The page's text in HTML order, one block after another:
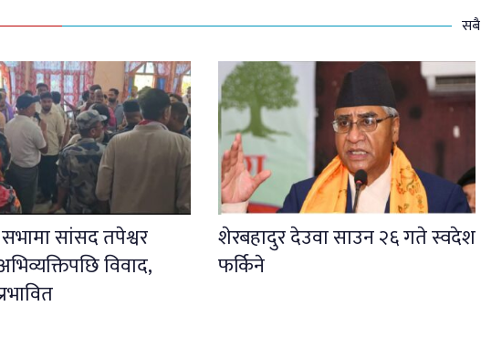
सबै
सभामा सांसद तपेश्वर
विवाद,
शेरबहादुर देउवा साउन २६ गते स्वदेश
फर्किने